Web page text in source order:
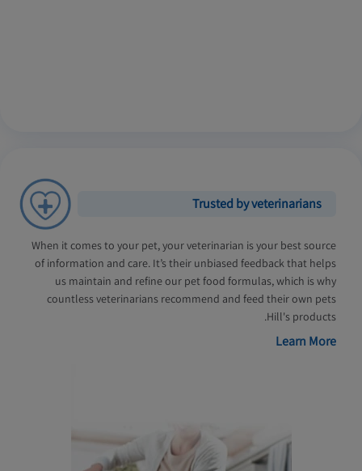
Trusted by veterinarians
When it comes to your pet, your veterinarian is your best source
of information and care. It’s their unbiased feedback that helps
us maintain and refine our pet food formulas, which is why
countless veterinarians recommend and feed their own pets
Hill's products.
Learn More